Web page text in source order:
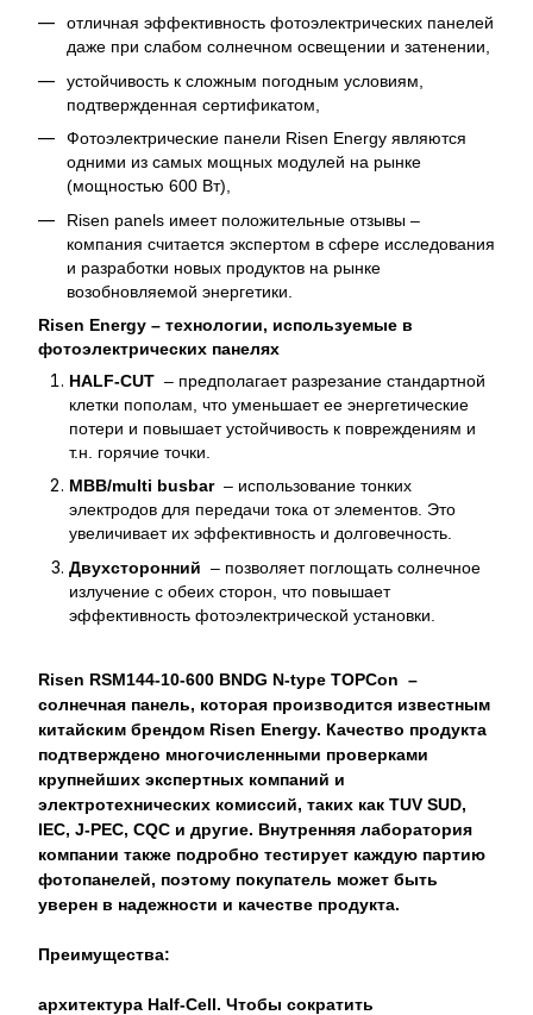
отличная эффективность фотоэлектрических панелей
даже при слабом солнечном освещении и затенении,
устойчивость к сложным погодным условиям,
подтвержденная сертификатом,
Фотоэлектрические панели Risen Energy являются
одними из самых мощных модулей на рынке
(мощностью 600 Вт),
Risen panels имеет положительные отзывы –
компания считается экспертом в сфере исследования
и разработки новых продуктов на рынке
возобновляемой энергетики.
Risen Energy – технологии, используемые в
фотоэлектрических панелях
HALF-CUT – предполагает разрезание стандартной
клетки пополам, что уменьшает ее энергетические
потери и повышает устойчивость к повреждениям и
т.н. горячие точки.
MBB/multi busbar– использование тонких
электродов для передачи тока от элементов. Это
увеличивает их эффективность и долговечность.
Двухсторонний – позволяет поглощать солнечное
излучение с обеих сторон, что повышает
эффективность фотоэлектрической установки.
Risen RSM144-10-600 BNDG N-type TOPCon –
солнечная панель, которая производится известным
китайским брендом Risen Energy. Качество продукта
подтверждено многочисленными проверками
крупнейших экспертных компаний и
электротехнических комиссий, таких как TUV SUD,
IEC, J-PEC, CQC и другие. Внутренняя лаборатория
компании также подробно тестирует каждую партию
фотопанелей, поэтому покупатель может быть
уверен в надежности и качестве продукта.
Преимущества:
архитектура Half-Cell. Чтобы сократить